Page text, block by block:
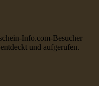
Info.com-Besucher
und aufgerufen.